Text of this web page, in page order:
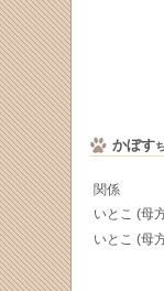
かぼす
関係
いとこ (母
いとこ (母